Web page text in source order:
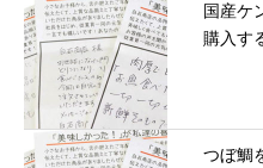
国産ケ
購入す
つぼ鯛